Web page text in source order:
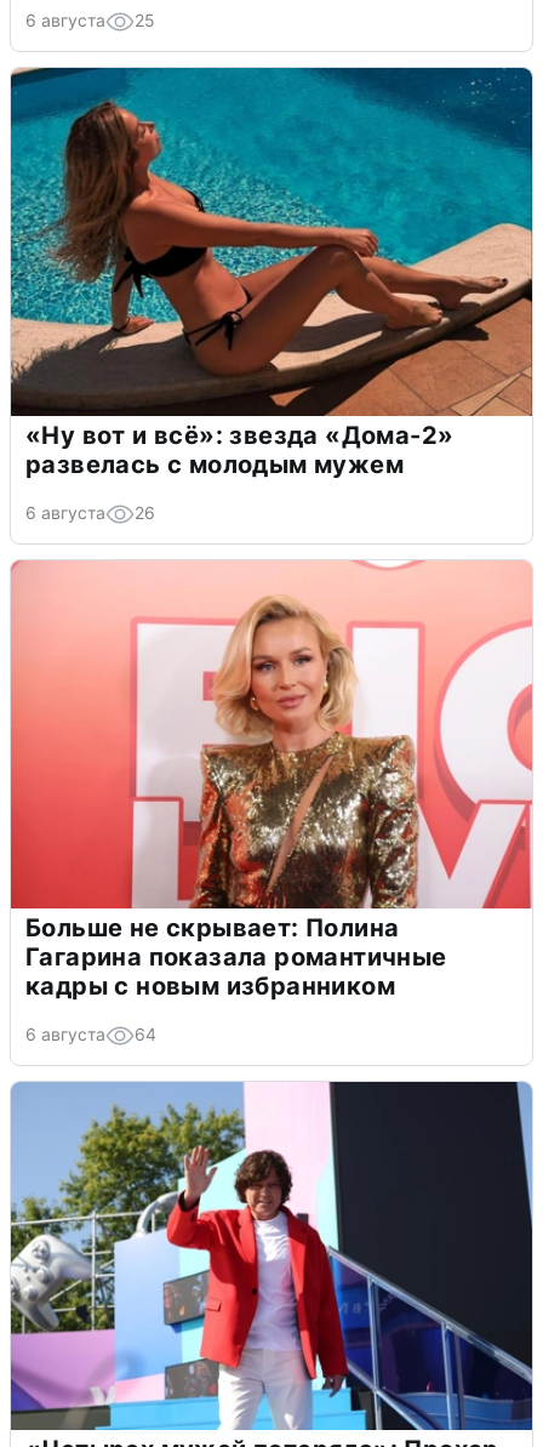
6 августа 25
«Ну вот и всё»: звезда «Дома-2»
развелась с молодым мужем
6 августа 26
Больше не скрывает: Полина
Гагарина показала романтичные
кадры с новым избранником
6 августа 64